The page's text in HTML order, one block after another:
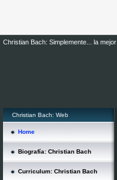
Christian Bach: Simplemente... la mejor
Christian Bach: Web
Home
Biografía: Christian Bach
Curriculum: Christian Bach